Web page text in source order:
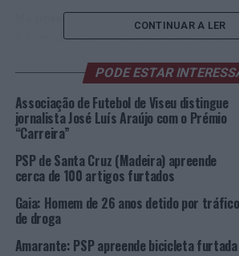
Na posse do suspeito, para além do
foi recuperado e entregue às vítimas,
tudo indica, serviam para efetuar
criminal.
O suspeito foi detido, recolheu aos
Foto: DR.
TÓPICOS RELACIONADOS:
VISEU
CONTINUAR A LER
PODE ESTAR
Associação de Futebol de Viseu distingue
jornalista José Luís Araújo com o Prémio
“Carreira”
PSP de Santa Cruz (Madeira) apreende
cerca de 100 artigos furtados
Gaia: Homem de 26 anos detido por tráfico
de droga
Amarante: PSP apreende bicicleta furtada